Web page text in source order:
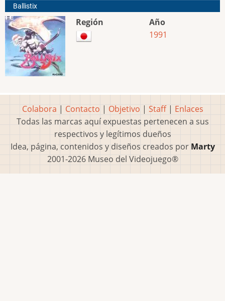
Ballistix
Región
Año
1991
Colabora | Contacto | Objetivo | Staff| Enlaces
Todas las marcas aquí expuestas pertenecen a sus
respectivos y legítimos dueños
Idea, página, contenidos y diseños creados por Marty
2001-2026 Museo del Videojuego®